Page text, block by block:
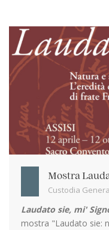
Mostra
Custodia
Laudato sie, mi'
mostra "Laudato sie: